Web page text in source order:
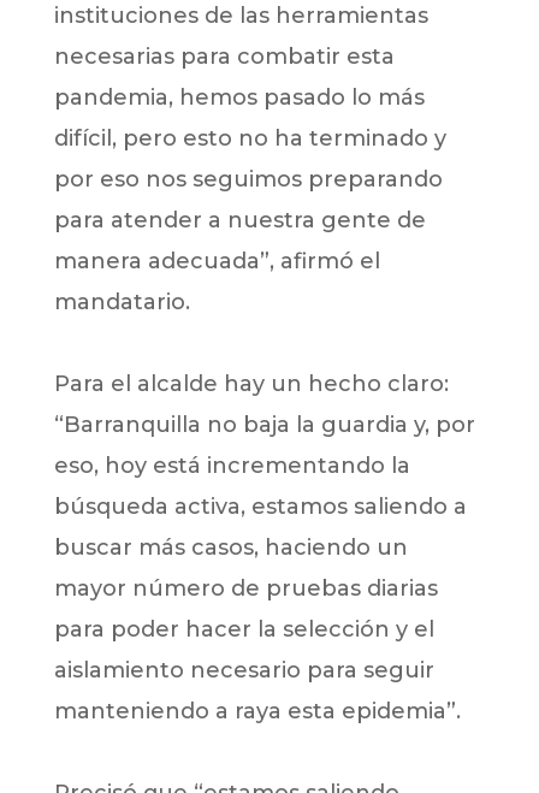
instituciones de las herramientas
necesarias para combatir esta
pandemia, hemos pasado lo más
difícil, pero esto no ha terminado y
por eso nos seguimos preparando
para atender a nuestra gente de
manera adecuada”, afirmó el
mandatario.
Para el alcalde hay un hecho claro:
“Barranquilla no baja la guardia y, por
eso, hoy está incrementando la
búsqueda activa, estamos saliendo a
buscar más casos, haciendo un
mayor número de pruebas diarias
para poder hacer la selección y el
aislamiento necesario para seguir
manteniendo a raya esta epidemia”.